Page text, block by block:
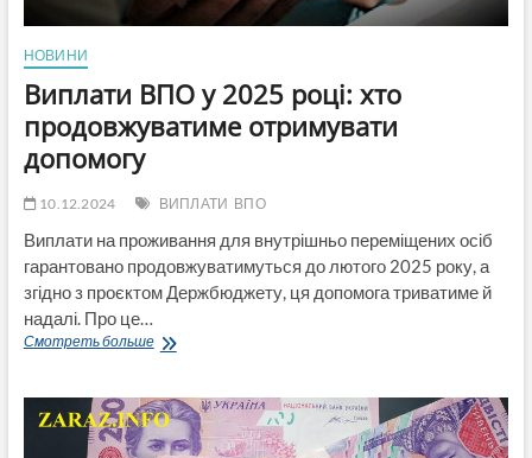
НОВИНИ
Виплати ВПО у 2025 році: хто
продовжуватиме отримувати
допомогу
10.12.2024 ВИПЛАТИ ВПО
Виплати на проживання для внутрішньо переміщених осіб
гарантовано продовжуватимуться до лютого 2025 року, а
згідно з проєктом Держбюджету, ця допомога триватиме й
надалі. Про це…
Смотреть большеВиплати
2025
році:
хто